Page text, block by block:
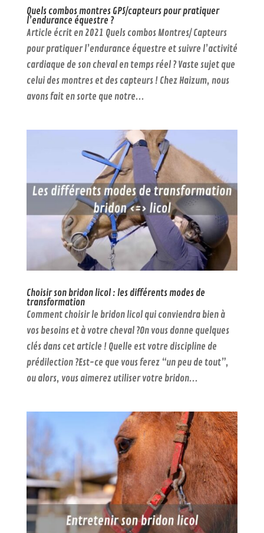
Quels combos montres GPS/capteurs pour pratiquer
l’endurance équestre ?
Article écrit en 2021 Quels combos Montres/ Capteurs
pour pratiquer l’endurance équestre et suivre l’activité
cardiaque de son cheval en temps réel ? Vaste sujet que
celui des montres et des capteurs ! Chez Haizum, nous
avons fait en sorte que notre...
Choisir son bridon licol : les différents modes de
transformation
Comment choisir le bridon licol qui conviendra bien à
vos besoins et à votre cheval ?On vous donne quelques
clés dans cet article ! Quelle est votre discipline de
prédilection ?Est-ce que vous ferez “un peu de tout”,
ou alors, vous aimerez utiliser votre bridon...